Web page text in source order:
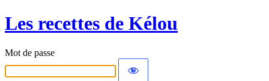
Les recettes de Kélou
Mot de passe